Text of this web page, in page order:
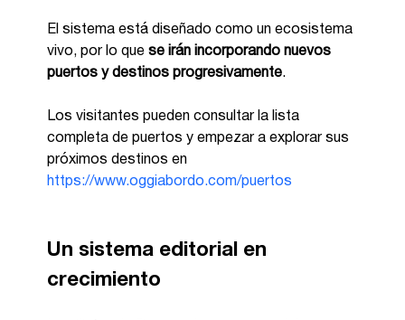
El sistema está diseñado como un ecosistema
vivo, por lo que se irán incorporando nuevos
puertos y destinos progresivamente.
Los visitantes pueden consultar la lista
completa de puertos y empezar a explorar sus
próximos destinos en
https://www.oggiabordo.com/puertos
Un sistema editorial en
crecimiento